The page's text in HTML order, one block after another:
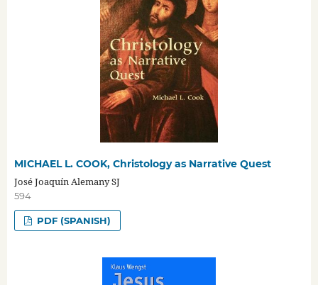
MICHAEL L. COOK, Christology as Narrative Quest
José Joaquín Alemany SJ
594
PDF (SPANISH)